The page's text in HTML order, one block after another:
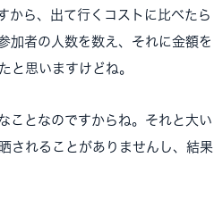
から、出て行くコストに比べたら
加者の人数を数え、それに金額を
と思いますけどね。
ことなのですからね。それと大い
されることがありませんし、結果